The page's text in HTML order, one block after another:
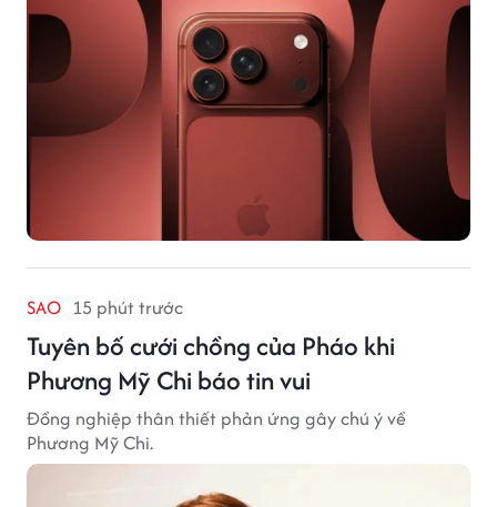
SAO 15 phút trước
Tuyên bố cưới chồng của Pháo khi
Phương Mỹ Chi báo tin vui
Đồng nghiệp thân thiết phản ứng gây chú ý về
Phương Mỹ Chi.